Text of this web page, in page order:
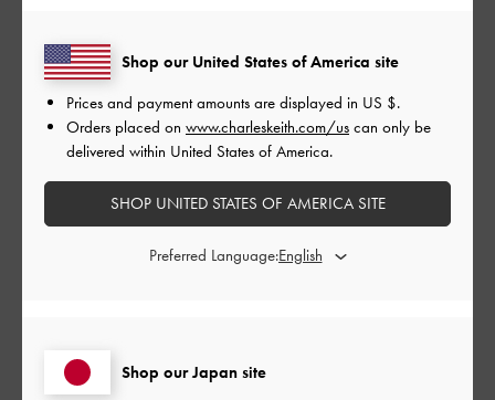
このレビューは役に立ちましたか？
めっちゃ良い！
サイズ: その他（シューズ以外） |
2022-11-15
Shop our Japan site
Shop our United States of America site
Prices and payment amounts are displayed in US $.
Orders placed on www.charleskeith.com/us can only be
delivered within United States of America.
SHOP UNITED STATES OF AMERICA SITE
Preferred Language: